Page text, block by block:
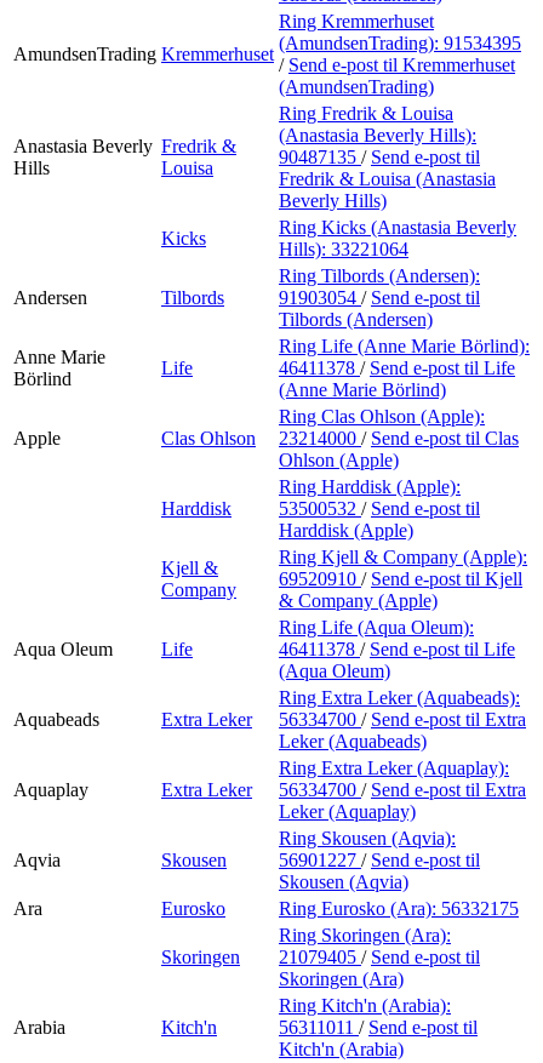
AmundsenTrading Kremmerhuset
Ring Kremmerhuset
(AmundsenTrading): 91534395
/ Send e-post til Kremmerhuset
(AmundsenTrading)
Anastasia Beverly
Hills
Fredrik &
Louisa
Ring Fredrik & Louisa
(Anastasia Beverly Hills):
90487135 / Send e-post til
Fredrik & Louisa (Anastasia
Beverly Hills)
Kicks
Ring Kicks (Anastasia Beverly
Hills): 33221064
Andersen Tilbords
Ring Tilbords (Andersen):
91903054 / Send e-post til
Tilbords (Andersen)
Anne Marie
Börlind
Life
Ring Life (Anne Marie Börlind):
46411378 / Send e-post til Life
(Anne Marie Börlind)
Apple Clas Ohlson
Ring Clas Ohlson (Apple):
23214000 / Send e-post til Clas
Ohlson (Apple)
Harddisk
Ring Harddisk (Apple):
53500532 / Send e-post til
Harddisk (Apple)
Kjell &
Company
Ring Kjell & Company (Apple):
69520910 / Send e-post til Kjell
& Company (Apple)
Aqua Oleum Life
Ring Life (Aqua Oleum):
46411378 / Send e-post til Life
(Aqua Oleum)
Aquabeads Extra Leker
Ring Extra Leker (Aquabeads):
56334700 / Send e-post til Extra
Leker (Aquabeads)
Aquaplay Extra Leker
Ring Extra Leker (Aquaplay):
56334700 / Send e-post til Extra
Leker (Aquaplay)
Aqvia Skousen
Ring Skousen (Aqvia):
56901227 / Send e-post til
Skousen (Aqvia)
Ara
Eurosko Ring Eurosko (Ara): 56332175
Skoringen
Ring Skoringen (Ara):
21079405 / Send e-post til
Skoringen (Ara)
Arabia Kitch'n
Ring Kitch'n (Arabia):
56311011 / Send e-post til
Kitch'n (Arabia)